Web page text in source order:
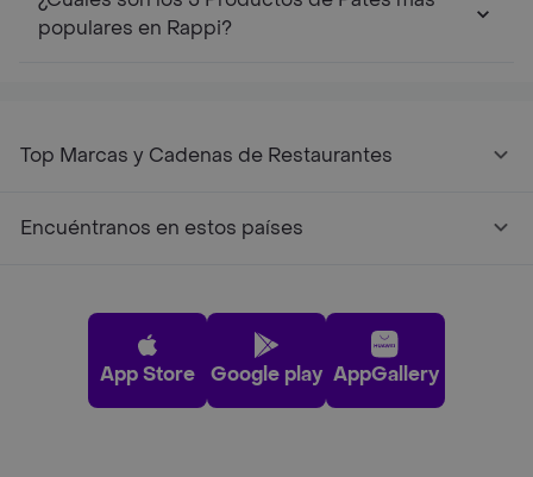
populares en Rappi?
Top Marcas y Cadenas de Restaurantes
Encuéntranos en estos países
App Store Google play AppGallery